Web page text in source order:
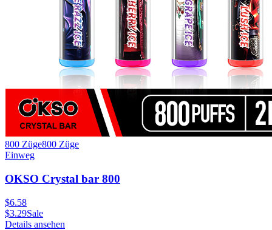
800 Züge800 Züge
Einweg
OKSO Crystal bar 800
$6.58
$3.29Sale
Details ansehen